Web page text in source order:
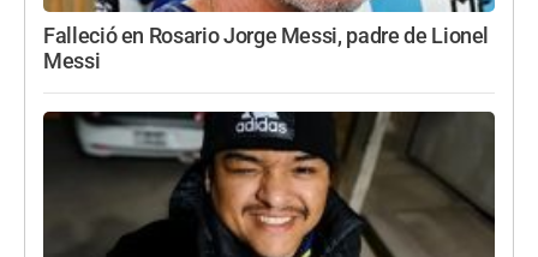
Falleció en Rosario Jorge Messi, padre de Lionel
Messi